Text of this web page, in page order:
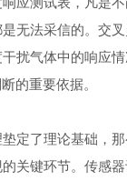
无法采信的。交
扰气体中的响应
的重要依据。
了理论基础，那
关键环节。传感